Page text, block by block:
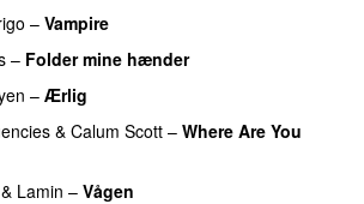
– Vampire
– Folder mine hænder
– Ærlig
& Calum Scott – Where Are You
& Lamin – Vågen